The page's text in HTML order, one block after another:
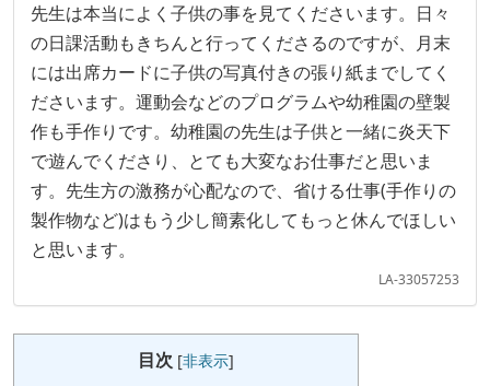
先生は本当によく子供の事を見てくださいます。日々
の日課活動もきちんと行ってくださるのですが、月末
には出席カードに子供の写真付きの張り紙までしてく
ださいます。運動会などのプログラムや幼稚園の壁製
作も手作りです。幼稚園の先生は子供と一緒に炎天下
で遊んでくださり、とても大変なお仕事だと思いま
す。先生方の激務が心配なので、省ける仕事(手作りの
製作物など)はもう少し簡素化してもっと休んでほしい
と思います。
LA-33057253
目次 [非表示]